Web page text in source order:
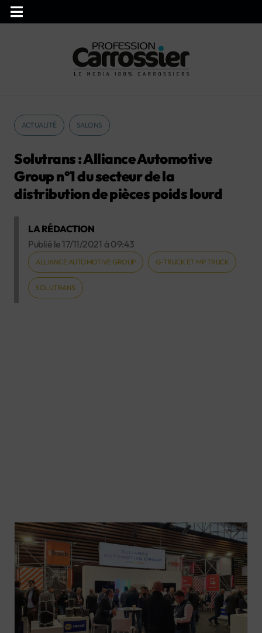
ACTUALITÉ SALONS
Solutrans : Alliance Automotive
Group n°1 du secteur de la
distribution de pièces poids lourd
LA RÉDACTION
Publié le 17/11/2021 à 09:43
ALLIANCE AUTOMOTIVE GROUP G-TRUCK ET MP TRUCK
SOLUTRANS